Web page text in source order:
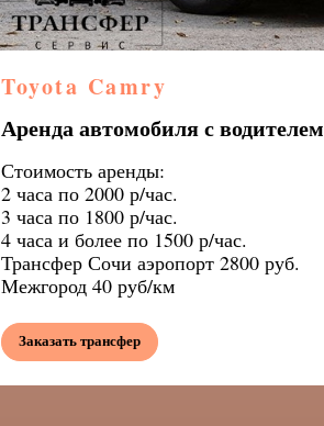
Toyota Camry
Аренда автомобиля с водителем
Стоимость аренды:
2 часа по 2000 р/час.
3 часа по 1800 р/час.
4 часа и более по 1500 р/час.
Трансфер Сочи аэропорт 2800 руб.
Межгород 40 руб/км
Заказать трансфер